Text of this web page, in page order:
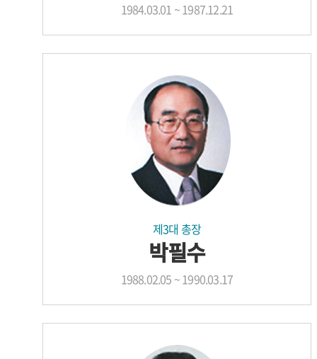
1984.03.01 ~ 1987.12.21
제3대 총장
박필수
1988.02.05 ~ 1990.03.17